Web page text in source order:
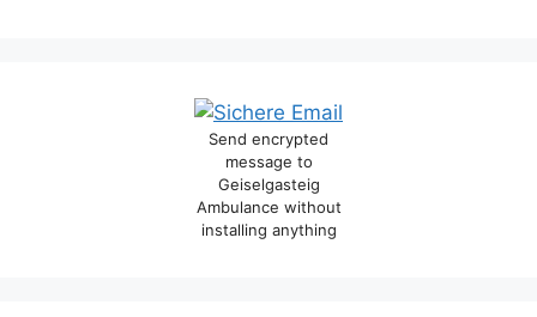
Send encrypted
message to
Geiselgasteig
Ambulance without
installing anything